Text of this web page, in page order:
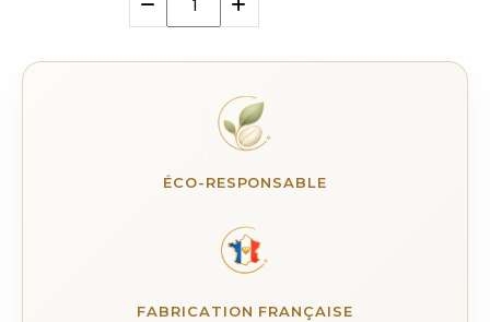
ÉCO-RESPONSABLE
FABRICATION FRANÇAISE